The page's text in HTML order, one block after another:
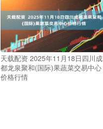
天载配资 2025年11月18日四川成
都龙泉聚和(国际)果蔬菜交易中心
价格行情